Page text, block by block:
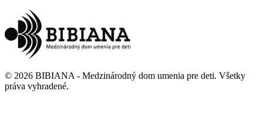
© 2026 BIBIANA - Medzinárodný dom umenia pre deti. Všetky
práva vyhradené.